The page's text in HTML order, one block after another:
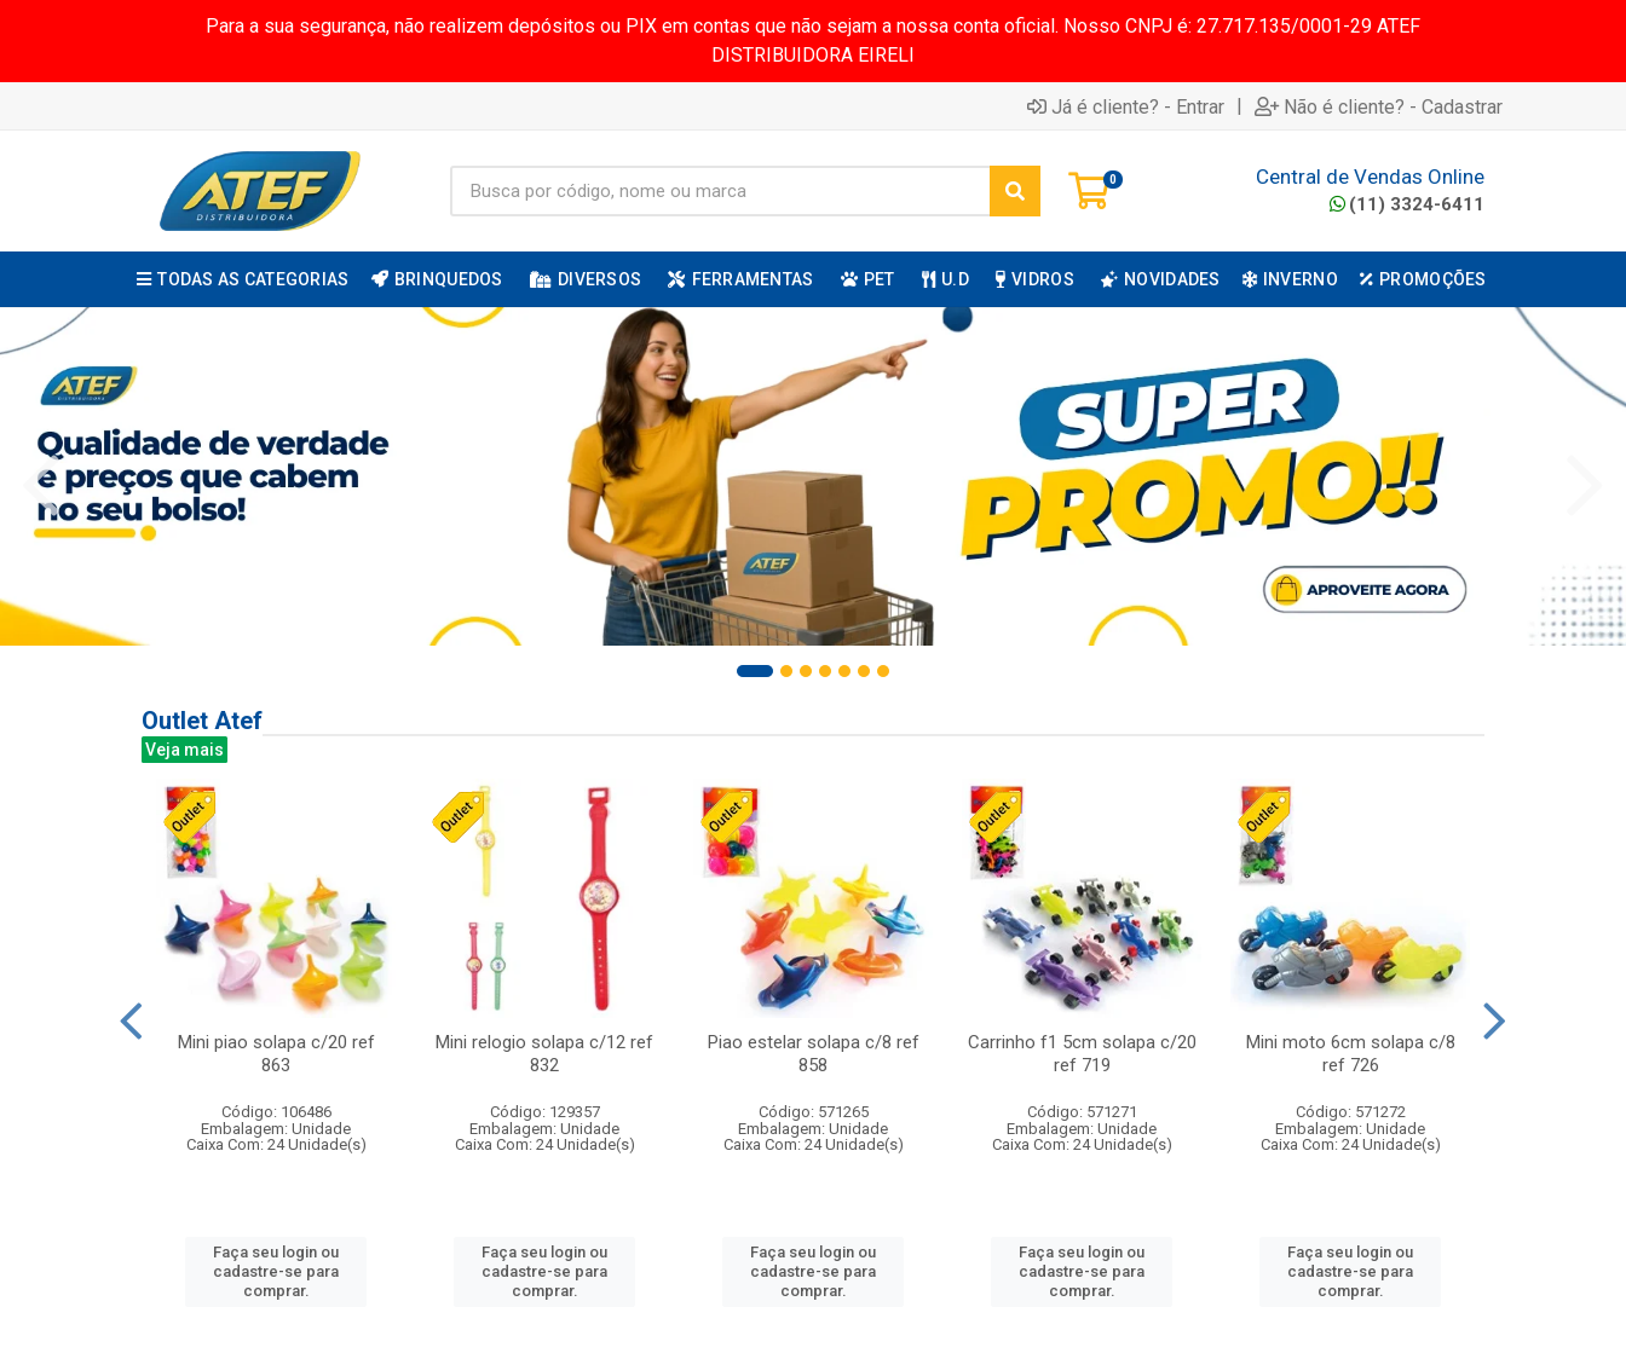
Para a sua segurança, não realizem depósitos ou PIX em contas que não sejam a nossa conta oficial. Nosso CNPJ é: 27.717.135/0001-29 ATEF
DISTRIBUIDORA EIRELI
Já é cliente? - Entrar | Não é cliente? - Cadastrar
0 Central de Vendas Online
(11) 3324-6411
TODAS AS CATEGORIAS BRINQUEDOS DIVERSOS FERRAMENTAS PET U.D VIDROS NOVIDADES INVERNO PROMOÇÕES
Outlet Atef
Veja mais
Mini piao solapa c/20 ref
863
Código: 106486
Embalagem: Unidade
Caixa Com: 24 Unidade(s)
Faça seu login ou
cadastre-se para
comprar.
Mini relogio solapa c/12 ref
832
Código: 129357
Embalagem: Unidade
Caixa Com: 24 Unidade(s)
Faça seu login ou
cadastre-se para
comprar.
Piao estelar solapa c/8 ref
858
Código: 571265
Embalagem: Unidade
Caixa Com: 24 Unidade(s)
Faça seu login ou
cadastre-se para
comprar.
Carrinho f1 5cm solapa c/20
ref 719
Código: 571271
Embalagem: Unidade
Caixa Com: 24 Unidade(s)
Faça seu login ou
cadastre-se para
comprar.
Mini moto 6cm solapa c/8
ref 726
Código: 571272
Embalagem: Unidade
Caixa Com: 24 Unidade(s)
Faça seu login ou
cadastre-se para
comprar.